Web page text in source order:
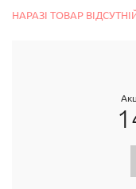
НАРАЗІ ТОВАР